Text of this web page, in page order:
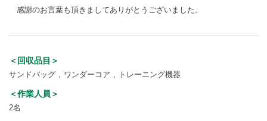
感謝のお言葉も頂きましてありがとうございました。
＜回収品目＞
サンドバッグ ワンダーコア トレーニング機器
＜作業人員＞
2名